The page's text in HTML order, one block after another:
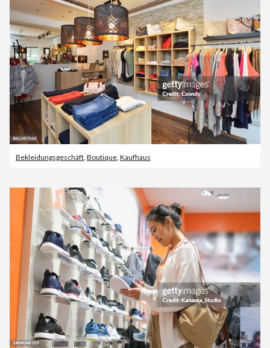
Bekleidungsgeschäft, Boutique, Kaufhaus